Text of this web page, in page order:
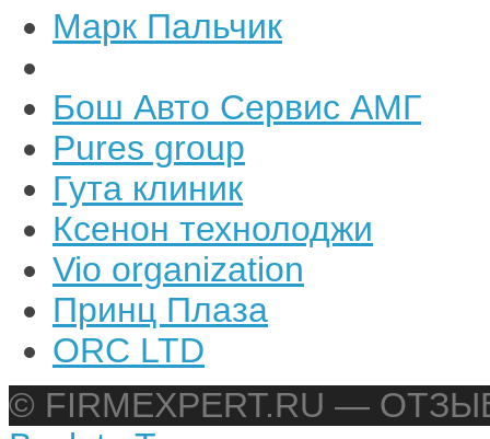
Марк Пальчик
Бош Авто Сервис АМГ
Pures group
Гута клиник
Ксенон технолоджи
Vio organization
Принц Плаза
ORC LTD
© FIRMEXPERT.RU —